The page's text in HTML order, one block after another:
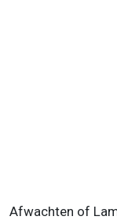
Afwachten of